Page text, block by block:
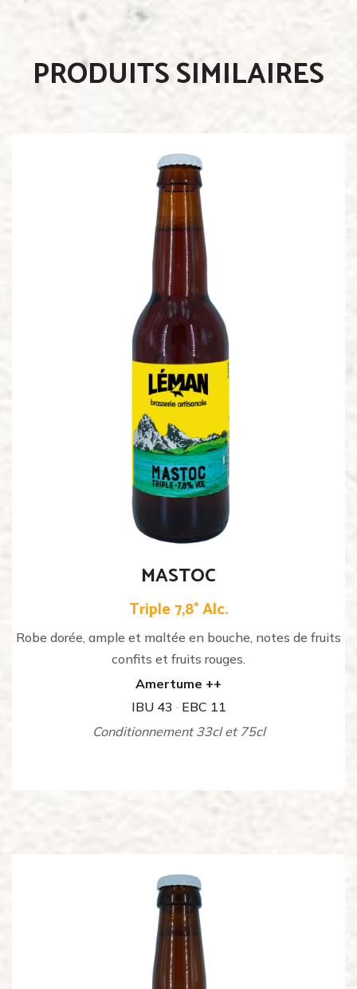
PRODUITS SIMILAIRES
MASTOC
Triple 7,8° Alc.
Robe dorée, ample et maltée en bouche, notes de fruits
confits et fruits rouges.
Amertume ++
IBU 43 · EBC 11
Conditionnement 33cl et 75cl